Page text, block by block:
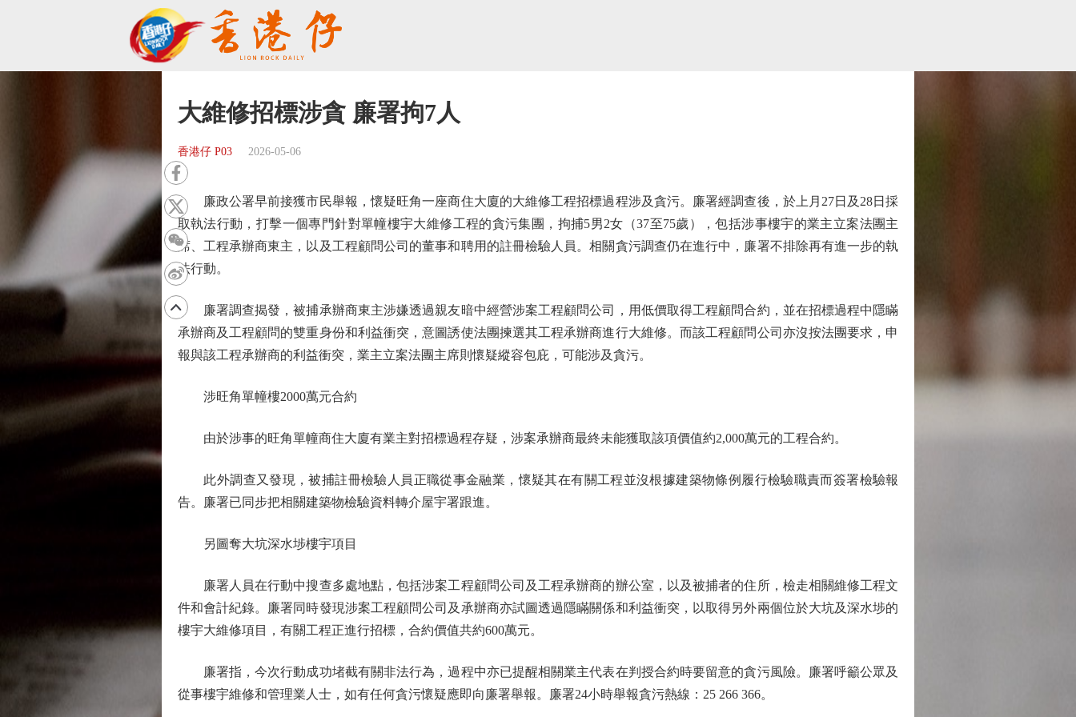
大維修招標涉貪 廉署拘7人
香港仔 P03 2026-05-06
廉政公署早前接獲市民舉報，懷疑旺角一座商住大廈的大維修工程招標過程涉及貪污。廉署經調查後，於上月27日及28日採
取執法行動，打擊一個專門針對單幢樓宇大維修工程的貪污集團，拘捕5男2女（37至75歲），包括涉事樓宇的業主立案法團主
席、工程承辦商東主，以及工程顧問公司的董事和聘用的註冊檢驗人員。相關貪污調查仍在進行中，廉署不排除再有進一步的執
法行動。
廉署調查揭發，被捕承辦商東主涉嫌透過親友暗中經營涉案工程顧問公司，用低價取得工程顧問合約，並在招標過程中隱瞞
承辦商及工程顧問的雙重身份和利益衝突，意圖誘使法團揀選其工程承辦商進行大維修。而該工程顧問公司亦沒按法團要求，申
報與該工程承辦商的利益衝突，業主立案法團主席則懷疑縱容包庇，可能涉及貪污。
涉旺角單幢樓2000萬元合約
由於涉事的旺角單幢商住大廈有業主對招標過程存疑，涉案承辦商最終未能獲取該項價值約2,000萬元的工程合約。
此外調查又發現，被捕註冊檢驗人員正職從事金融業，懷疑其在有關工程並沒根據建築物條例履行檢驗職責而簽署檢驗報
告。廉署已同步把相關建築物檢驗資料轉介屋宇署跟進。
另圖奪大坑深水埗樓宇項目
廉署人員在行動中搜查多處地點，包括涉案工程顧問公司及工程承辦商的辦公室，以及被捕者的住所，檢走相關維修工程文
件和會計紀錄。廉署同時發現涉案工程顧問公司及承辦商亦試圖透過隱瞞關係和利益衝突，以取得另外兩個位於大坑及深水埗的
樓宇大維修項目，有關工程正進行招標，合約價值共約600萬元。
廉署指，今次行動成功堵截有關非法行為，過程中亦已提醒相關業主代表在判授合約時要留意的貪污風險。廉署呼籲公眾及
從事樓宇維修和管理業人士，如有任何貪污懷疑應即向廉署舉報。廉署24小時舉報貪污熱線：25 266 366。